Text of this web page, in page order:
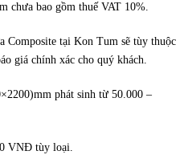
chưa bao gồm thuế VAT 10%.
Composite tại Kon Tum sẽ tùy thuộc
giá chính xác cho quý khách.
phát sinh từ 50.000 –
VNĐ tùy loại.